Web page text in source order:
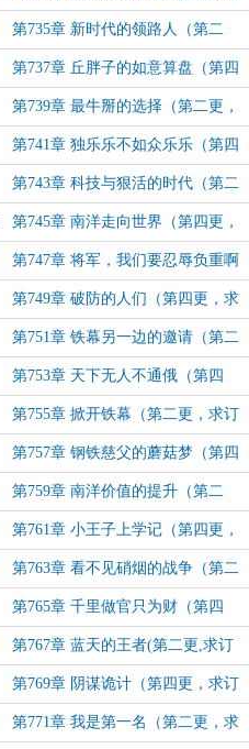
阅）
第735章 新时代的领路人（第二
更，求订阅）
第737章 丘胖子的如意算盘（第四
更，求订阅）
第739章 最牛掰的选择（第二更，
求订阅）
第741章 独乐乐不如众乐乐（第四
更，求订阅）
第743章 科技与狠活的时代（第二
更，求订阅）
第745章 南洋走向世界（第四更，
求订阅）
第747章 将军，我们要忍辱负重啊
（第二更，求订阅）
第749章 破防的人们（第四更，求
订阅）
第751章 铁幕另一边的邀请（第二
更，求订阅）
第753章 天下无人不通俄（第四
更，求订阅）
第755章 掀开铁幕（第二更，求订
阅）
第757章 钢铁慈父的蘑菇梦（第四
更，求订阅）
第759章 南洋价值的提升（第二
更，求订阅）
第761章 小王子上学记（第四更，
求订阅）
第763章 看不见硝烟的战争（第二
更，求订阅）
第765章 千里做官只为财（第四
更，求订阅）
第767章 蓝天的王者(第二更,求订
阅)
第769章 阴谋诡计（第四更，求订
阅）
第771章 我是第一名（第二更，求